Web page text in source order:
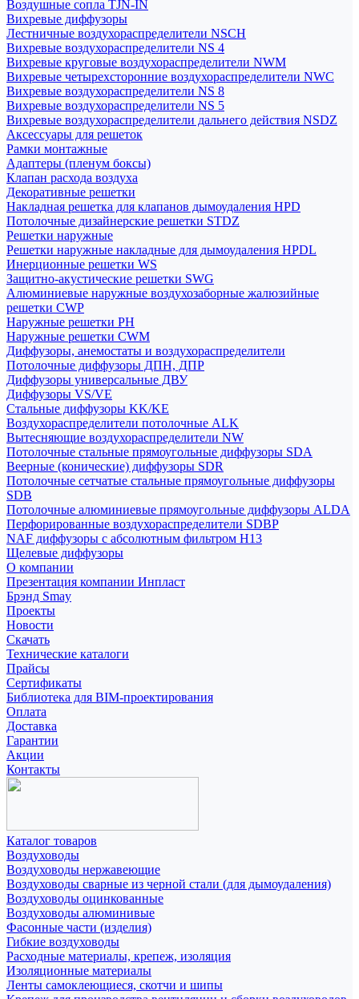
Воздушные сопла TJN-IN
Вихревые диффузоры
Лестничные воздухораспределители NSCH
Вихревые воздухораспределители NS 4
Вихревые круговые воздухораспределители NWM
Вихревые четырехсторонние воздухораспределители NWC
Вихревые воздухораспределители NS 8
Вихревые воздухораспределители NS 5
Вихревые воздухораспределители дальнего действия NSDZ
Аксессуары для решеток
Рамки монтажные
Адаптеры (пленум боксы)
Клапан расхода воздуха
Декоративные решетки
Накладная решетка для клапанов дымоудаления HPD
Потолочные дизайнерские решетки STDZ
Решетки наружные
Решетки наружные накладные для дымоудаления HPDL
Инерционные решетки WS
Защитно-акустические решетки SWG
Алюминиевые наружные воздухозаборные жалюзийные
решетки CWP
Наружные решетки РН
Наружные решетки CWM
Диффузоры, анемостаты и воздухораспределители
Потолочные диффузоры ДПН, ДПР
Диффузоры универсальные ДВУ
Диффузоры VS/VE
Стальные диффузоры KK/KE
Воздухораспределители потолочные ALK
Вытесняющие воздухораспределители NW
Потолочные стальные прямоугольные диффузоры SDA
Веерные (конические) диффузоры SDR
Потолочные сетчатые стальные прямоугольные диффузоры
SDB
Потолочные алюминиевые прямоугольные диффузоры ALDA
Перфорированные воздухораспределители SDBP
NAF диффузоры с абсолютным фильтром Н13
Щелевые диффузоры
О компании
Презентация компании Инпласт
Брэнд Smay
Проекты
Новости
Скачать
Технические каталоги
Прайсы
Сертификаты
Библиотека для BIM-проектирования
Оплата
Доставка
Гарантии
Акции
Контакты
Каталог товаров
Воздуховоды
Воздуховоды нержавеющие
Воздуховоды сварные из черной стали (для дымоудаления)
Воздуховоды оцинкованные
Воздуховоды алюминивые
Фасонные части (изделия)
Гибкие воздуховоды
Расходные материалы, крепеж, изоляция
Изоляционные материалы
Ленты самоклеющиеся, скотчи и шипы